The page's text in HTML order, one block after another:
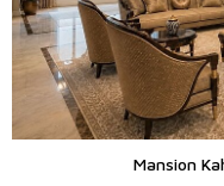
Mansion